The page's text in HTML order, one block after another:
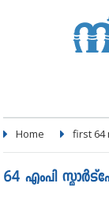
Home first 64
64 എംപി